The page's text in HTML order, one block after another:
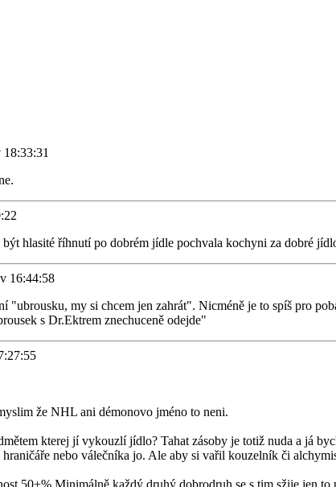
hlasité říhnutí po dobrém jídle pochvala kochyni za dobré
16:44:58
"ubrousku, my si chcem jen zahrát". Nicméně je to spíš pro
s Dr.Ektrem znechuceně odejde"
že NHL ani démonovo jméno to neni.
kterej jí vykouzlí jídlo? Tahat zásoby je totiž nuda a já
nebo válečníka jo. Ale aby si vařil kouzelník či
50+% Minimálně každý druhý dobrodruh se s tim sžije jen to